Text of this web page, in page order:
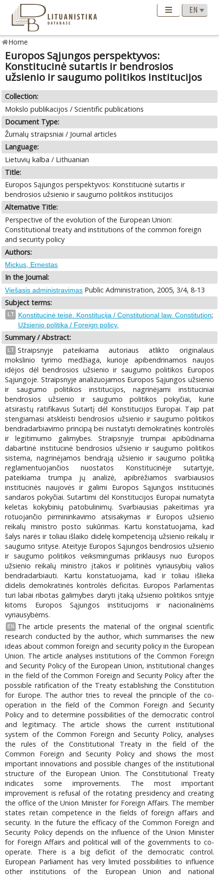
Home
Europos Sąjungos perspektyvos:
Konstitucinė sutartis ir bendrosios
užsienio ir saugumo politikos institucijos
Collection:
Mokslo publikacijos / Scientific publications
Document Type:
Žurnalų straipsniai / Journal articles
Language:
Lietuvių kalba / Lithuanian
Title:
Europos Sąjungos perspektyvos: Konstitucinė sutartis ir
bendrosios užsienio ir saugumo politikos institucijos
Alternative Title:
Perspective of the evolution of the European Union:
Constitutional treaty and institutions of the common foreign
and security policy
Authors:
Mickus, Ernestas
In the Journal:
Viešasis administravimas Public Administration, 2005, 3/4, 8-13
Subject terms:
LT Konstitucinė teisė. Konstitucija / Constitutional law. Constitution;
Užsienio politika / Foreign policy.
Summary / Abstract:
LT Straipsnyje pateikiama autoriaus atlikto originalaus
mokslinio tyrimo medžiaga, kurioje apibendrinamos naujos
idėjos dėl bendrosios užsienio ir saugumo politikos Europos
Sąjungoje. Straipsnyje analizuojamos Europos Sąjungos užsienio
ir saugumo politikos institucijos, nagrinėjami instituciniai
bendrosios užsienio ir saugumo politikos pokyčiai, kurie
atsirastų ratifikavus Sutartį dėl Konstitucijos Europai. Taip pat
stengiamasi atskleisti bendrosios užsienio ir saugumo politikos
bendradarbiavimo principą bei nustatyti demokratinės kontrolės
ir legitimumo galimybes. Straipsnyje trumpai apibūdinama
dabartinė institucinė bendrosios užsienio ir saugumo politikos
sistema, nagrinėjamos bendrąją užsienio ir saugumo politiką
reglamentuojančios nuostatos Konstitucinėje sutartyje,
pateikiama trumpa jų analizė, apibrėžiamos svarbiausios
institucinės naujovės ir galimi Europos Sąjungos institucinės
sandaros pokyčiai. Sutartimi dėl Konstitucijos Europai numatyta
keletas kokybinių patobulinimų. Svarbiausias pakeitimas yra
rotuojančio pirmininkavimo atsisakymas ir Europos užsienio
reikalų ministro posto sukūrimas. Kartu konstatuojama, kad
šalys narės ir toliau išlaiko didelę kompetenciją užsienio reikalų ir
saugumo srityse. Ateityje Europos Sąjungos bendrosios užsienio
ir saugumo politikos veiksmingumas priklausys nuo Europos
užsienio reikalų ministro įtakos ir politinės vyriausybių valios
bendradarbiauti. Kartu konstatuojama, kad ir toliau išlieka
didelis demokratinės kontrolės deficitas. Europos Parlamentas
turi labai ribotas galimybes daryti įtaką užsienio politikos srityje
kitoms Europos Sąjungos institucijoms ir nacionalinėms
vyriausybėms.
EN
The article presents the material of the original scientific
research conducted by the author, which summarises the new
ideas about common foreign and security policy in the European
Union. The article analyses institutions of the Common Foreign
and Security Policy of the European Union, institutional changes
in the field of the Common Foreign and Security Policy after the
possible ratification of the Treaty establishing the Constitution
for Europe. The author tries to reveal the principle of the co-
operation in the field of the Common Foreign and Security
Policy and to determine possibilities of the democratic control
and legitimacy. The article shows the current institutional
system of the Common Foreign and Security Policy, analyses
the rules of the Constitutional Treaty in the field of the
Common Foreign and Security Policy and shows the most
important innovations and possible changes of the institutional
structure of the European Union. The Constitutional Treaty
indicates some improvements. The most important
improvement is refusal of the rotating presidency and creating
the office of the Union Minister for Foreign Affairs. The member
states retain competence in the fields of foreign affairs and
security. In the future the efficacy of the Common Foreign and
Security Policy depends on the influence of the Union Minister
for Foreign Affairs and political will of the governments to co-
operate. There is a big deficit of the democratic control.
European Parliament has very limited possibilities to influence
other institutions of the European Union and national